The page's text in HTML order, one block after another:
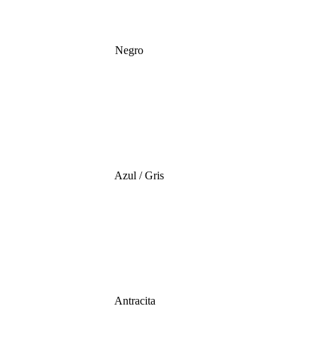
Negro
Azul / Gris
Antracita